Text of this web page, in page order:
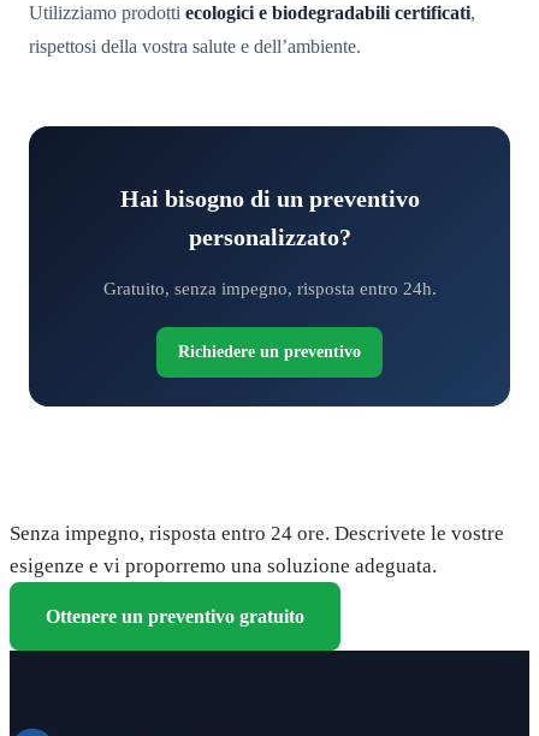
Utilizziamo prodotti ecologici e biodegradabili certificati,
rispettosi della vostra salute e dell’ambiente.
Hai bisogno di un preventivo
personalizzato?
Gratuito, senza impegno, risposta entro 24h.
Richiedere un preventivo
Senza impegno, risposta entro 24 ore. Descrivete le vostre
esigenze e vi proporremo una soluzione adeguata.
Ottenere un preventivo gratuito